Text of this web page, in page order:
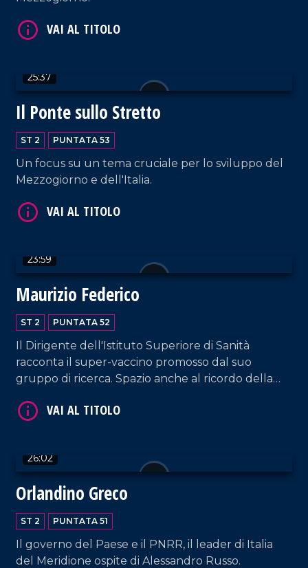
25:37
Il Ponte sullo Stretto
ST 2 PUNTATA 53
Un focus su un tema cruciale per lo sviluppo del
Mezzogiorno e dell'Italia.
23:59
Maurizio Federico
ST 2 PUNTATA 52
Il Dirigente dell'Istituto Superiore di Sanità
racconta il super-vaccino promosso dal suo
gruppo di ricerca. Spazio anche al ricordo della
VAI AL TITOLO
26:02
Orlandino Greco
ST 2 PUNTATA 51
Il governo del Paese e il PNRR, il leader di Italia
del Meridione ospite di Alessandro Russo.
VAI AL TITOLO